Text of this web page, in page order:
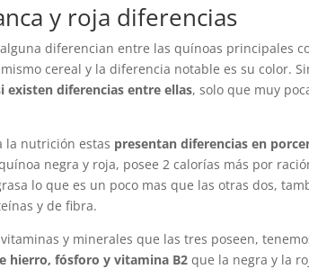
y roja diferencias
diferencian entre las quínoas principales
cereal y la diferencia notable es su color.
existen diferencias entre ellas, solo que muy
la nutrición estas presentan diferencias en
negra y roja, posee 2 calorías más por
lo que es un poco mas que las otras dos,
y de fibra.
y minerales que las tres poseen,
hierro, fósforo y vitamina B2 que la negra y la